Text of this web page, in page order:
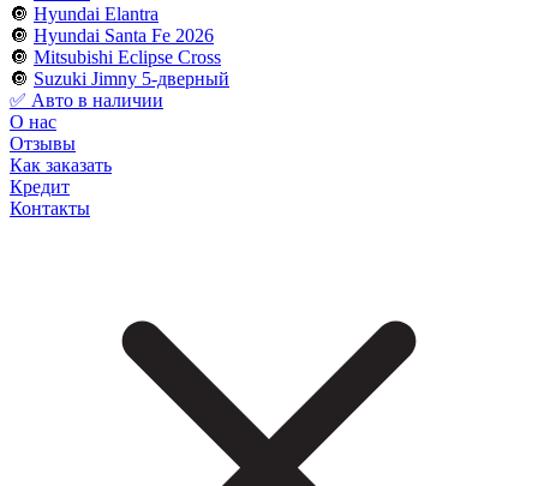
🔘 Hyundai Elantra
🔘 Hyundai Santa Fe 2026
🔘 Mitsubishi Eclipse Cross
🔘 Suzuki Jimny 5-дверный
✅ Авто в наличии
О нас
Отзывы
Как заказать
Кредит
Контакты